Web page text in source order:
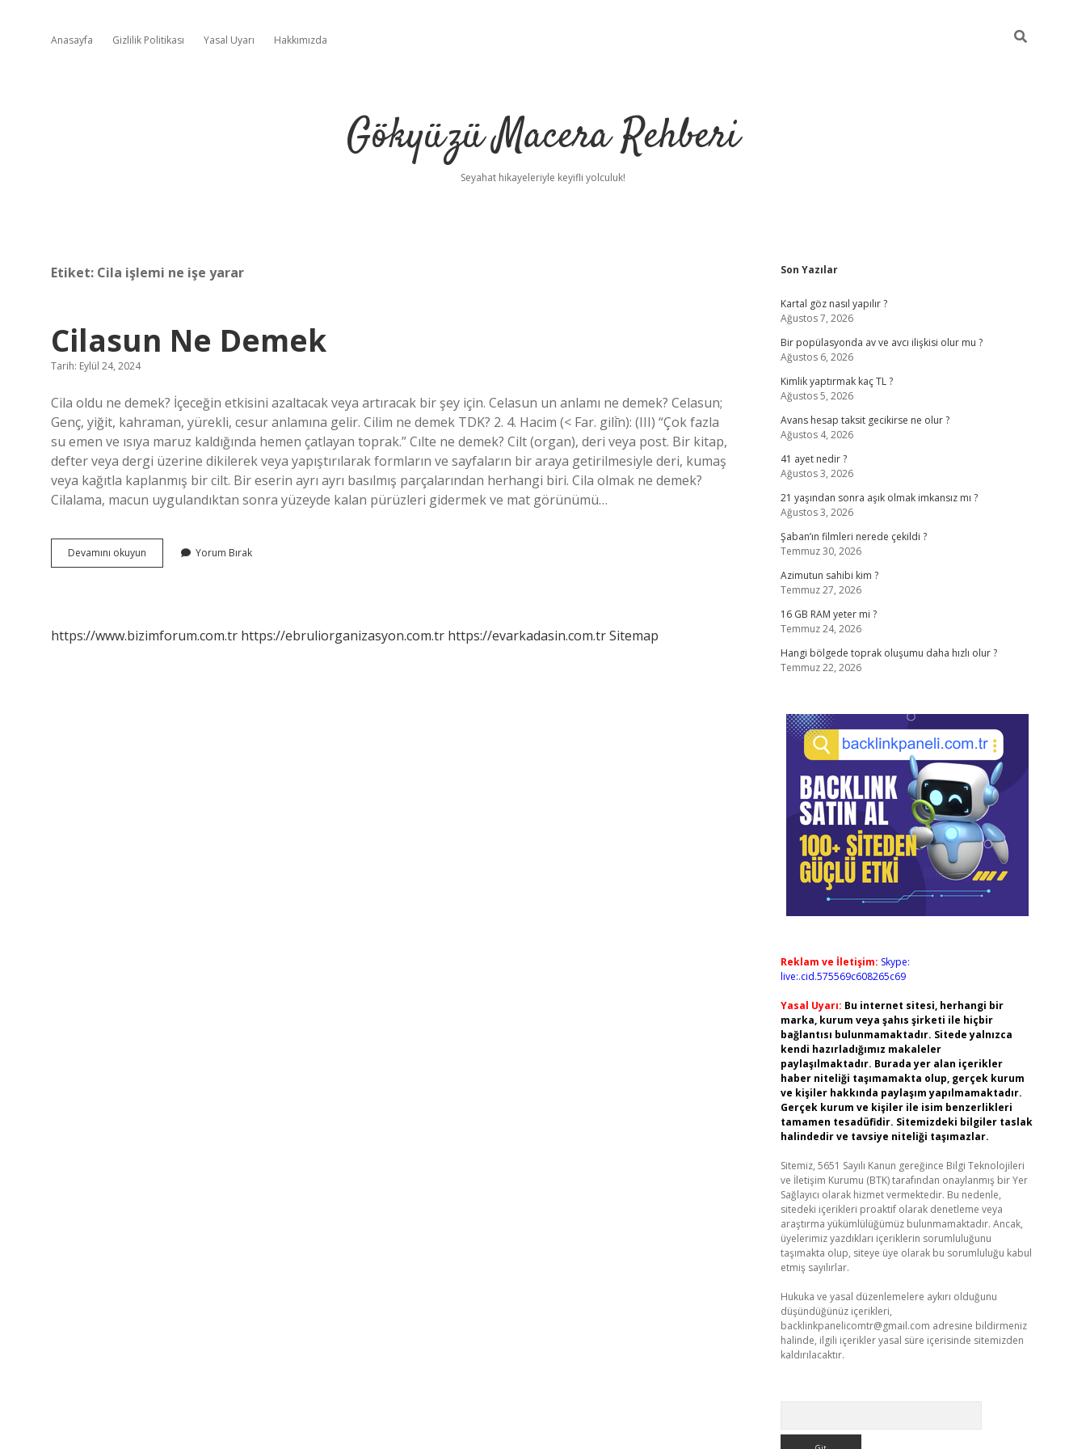
Anasayfa Gizlilik Politikası Yasal Uyarı Hakkımızda
Gökyüzü Macera Rehberi
Seyahat hikayeleriyle keyifli yolculuk!
Etiket: Cila işlemi ne işe yarar
Cilasun Ne Demek
Tarih: Eylül 24, 2024
Cila oldu ne demek? İçeceğin etkisini azaltacak veya artıracak bir şey için. Celasun un anlamı ne demek? Celasun;
Genç, yiğit, kahraman, yürekli, cesur anlamına gelir. Cilim ne demek TDK? 2. 4. Hacim (< Far. gilı̇̄n): (III) “Çok fazla
su emen ve ısıya maruz kaldığında hemen çatlayan toprak.” Cılte ne demek? Cilt (organ), deri veya post. Bir kitap,
defter veya dergi üzerine dikilerek veya yapıştırılarak formların ve sayfaların bir araya getirilmesiyle deri, kumaş
veya kağıtla kaplanmış bir cilt. Bir eserin ayrı ayrı basılmış parçalarından herhangi biri. Cila olmak ne demek?
Cilalama, macun uygulandıktan sonra yüzeyde kalan pürüzleri gidermek ve mat görünümü…
Devamını okuyun
Ne
Yorum Bırak
https://www.bizimforum.com.tr https://ebruliorganizasyon.com.tr https://evarkadasin.com.trSitemap
Sidebar
Son Yazılar
Kartal göz nasıl yapılır ?
Ağustos 7, 2026
Bir popülasyonda av ve avcı ilişkisi olur mu ?
Ağustos 6, 2026
Kimlik yaptırmak kaç TL ?
Ağustos 5, 2026
Avans hesap taksit gecikirse ne olur ?
Ağustos 4, 2026
41 ayet nedir ?
Ağustos 3, 2026
21 yaşından sonra aşık olmak imkansız mı ?
Ağustos 3, 2026
Şaban’ın filmleri nerede çekildi ?
Temmuz 30, 2026
Azimutun sahibi kim ?
Temmuz 27, 2026
16 GB RAM yeter mi ?
Temmuz 24, 2026
Hangi bölgede toprak oluşumu daha hızlı olur ?
Temmuz 22, 2026
Reklam ve İletişim: Skype:
live:.cid.575569c608265c69
Yasal Uyarı: Bu internet sitesi, herhangi bir
marka, kurum veya şahıs şirketi ile hiçbir
bağlantısı bulunmamaktadır. Sitede yalnızca
kendi hazırladığımız makaleler
paylaşılmaktadır. Burada yer alan içerikler
haber niteliği taşımamakta olup, gerçek kurum
ve kişiler hakkında paylaşım yapılmamaktadır.
Gerçek kurum ve kişiler ile isim benzerlikleri
tamamen tesadüfidir. Sitemizdeki bilgiler taslak
halindedir ve tavsiye niteliği taşımazlar.
Sitemiz, 5651 Sayılı Kanun gereğince Bilgi Teknolojileri
ve İletişim Kurumu (BTK) tarafından onaylanmış bir Yer
Sağlayıcı olarak hizmet vermektedir. Bu nedenle,
sitedeki içerikleri proaktif olarak denetleme veya
araştırma yükümlülüğümüz bulunmamaktadır. Ancak,
üyelerimiz yazdıkları içeriklerin sorumluluğunu
taşımakta olup, siteye üye olarak bu sorumluluğu kabul
etmiş sayılırlar.
Hukuka ve yasal düzenlemelere aykırı olduğunu
düşündüğünüz içerikleri,
backlinkpanelicomtr@gmail.com adresine bildirmeniz
halinde, ilgili içerikler yasal süre içerisinde sitemizden
kaldırılacaktır.